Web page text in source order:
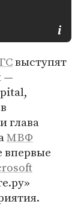
выступят
—
и глава
МВФ
впервые